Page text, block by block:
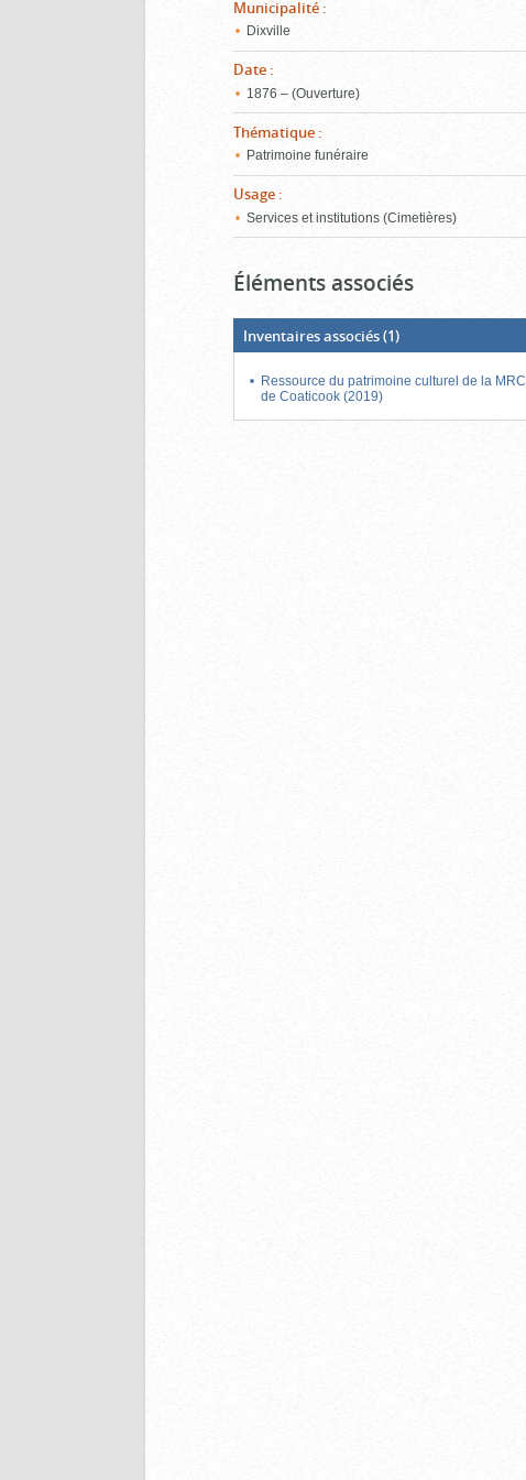
Municipalité :
Dixville
Date :
1876 – (Ouverture)
Thématique :
Patrimoine funéraire
Usage :
Services et institutions (Cimetières)
Éléments associés
Inventaires associés(1)
Ressource du patrimoine culturel de la MRC
de Coaticook (2019)